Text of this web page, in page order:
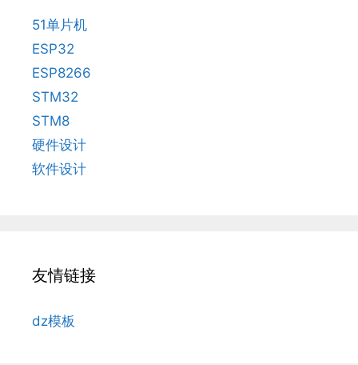
51单片机
ESP32
ESP8266
STM32
STM8
硬件设计
软件设计
友情链接
dz模板